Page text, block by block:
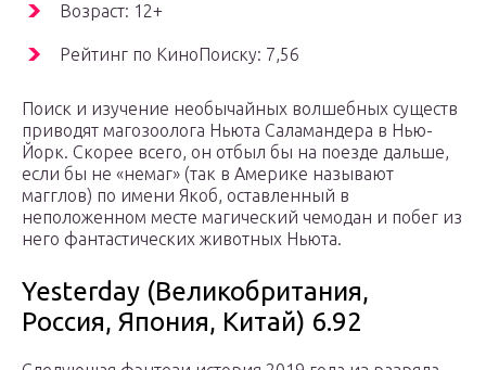
Возраст: 12+
Рейтинг по КиноПоиску: 7,56
Поиск и изучение необычайных волшебных существ
приводят магозоолога Ньюта Саламандера в Нью-
Йорк. Скорее всего, он отбыл бы на поезде дальше,
если бы не «немаг» (так в Америке называют
магглов) по имени Якоб, оставленный в
неположенном месте магический чемодан и побег из
него фантастических животных Ньюта.
Yesterday (Великобритания,
Россия, Япония, Китай) 6.92